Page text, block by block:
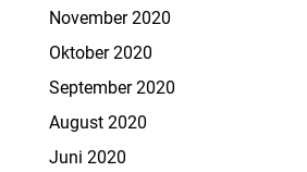
November 2020
Oktober 2020
September 2020
August 2020
Juni 2020